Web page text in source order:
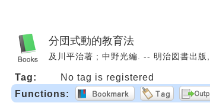
分団式動的教育法
及川平治著 ; 中野光編. -- 明治図書出
Tag:
No tag is registered
Functions: